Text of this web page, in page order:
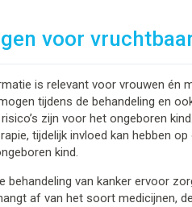
voor
is relevant voor vrouwen én
tijdens de behandeling en
zijn voor het ongeboren
tijdelijk invloed kan hebben
kind.
behandeling van kanker ervoor
af van het soort medicijnen,